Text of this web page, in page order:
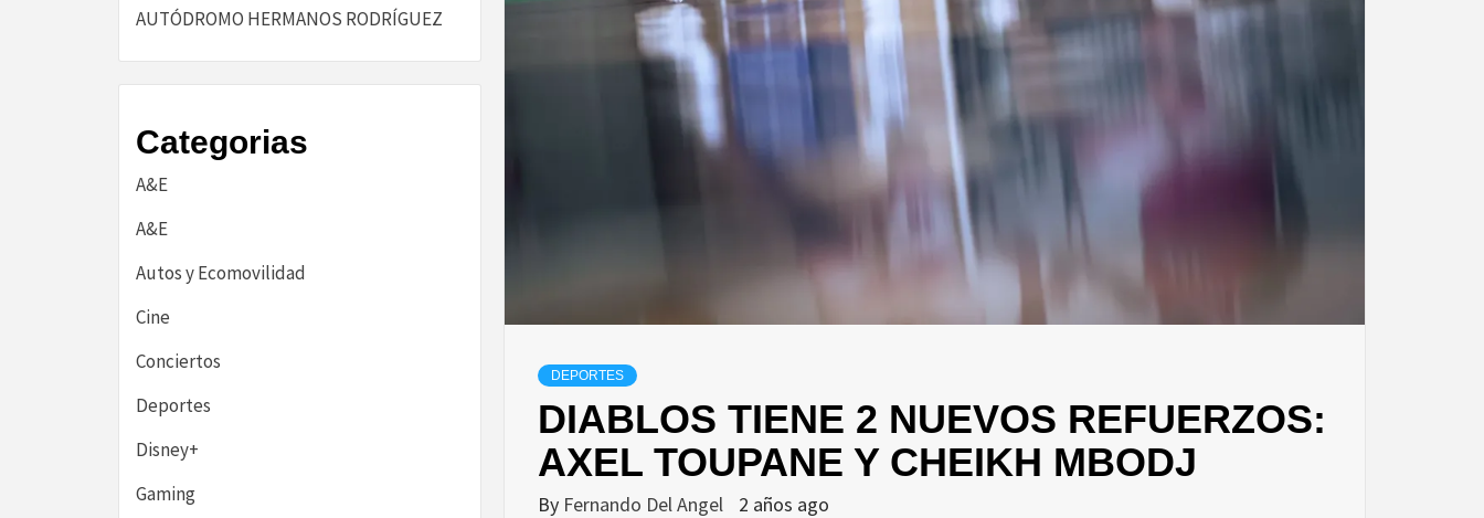
DEPORTES
DIABLOS TIENE 2 NUEVOS REFUERZOS:
AXEL TOUPANE Y CHEIKH MBODJ
By Fernando Del Angel 2 años ago
AUTÓDROMO HERMANOS RODRÍGUEZ
Categorias
A&E
A&E
Autos y Ecomovilidad
Cine
Conciertos
Deportes
Disney+
Gaming